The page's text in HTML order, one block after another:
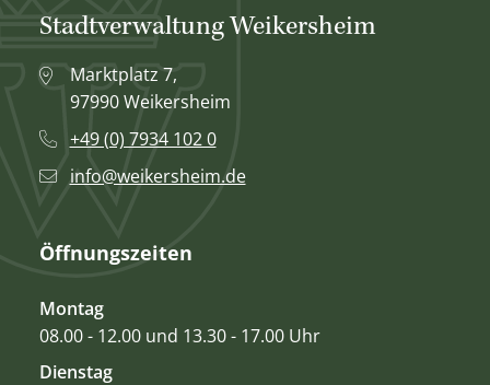
Stadtverwaltung Weikersheim
Marktplatz 7,
97990 Weikersheim
+49 (0) 7934 102 0
info@weikersheim.de
Öffnungszeiten
Montag
08.00 - 12.00 und 13.30 - 17.00 Uhr
Dienstag